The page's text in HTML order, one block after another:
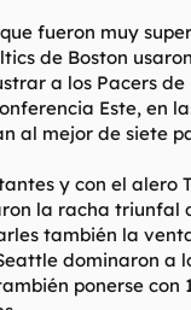
fueron muy
de Boston
a los Pacers
Este, en
al mejor de siete
y con el alero
la racha triunfal
también la
dominaron a
ponerse con